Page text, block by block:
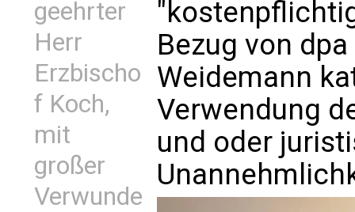
geehrter
Herr
Erzbischo
f Koch,
mit
großer
Verwunde
Bezug von
Weidemann
Verwendung
und oder